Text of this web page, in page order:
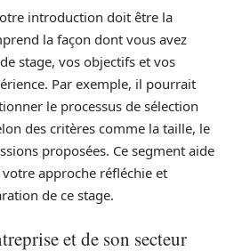
introduction doit être la
la façon dont vous avez
stage, vos objectifs et vos
Par exemple, il pourrait
le processus de sélection
des critères comme la taille, le
proposées. Ce segment aide
approche réfléchie et
de ce stage.
et de son secteur